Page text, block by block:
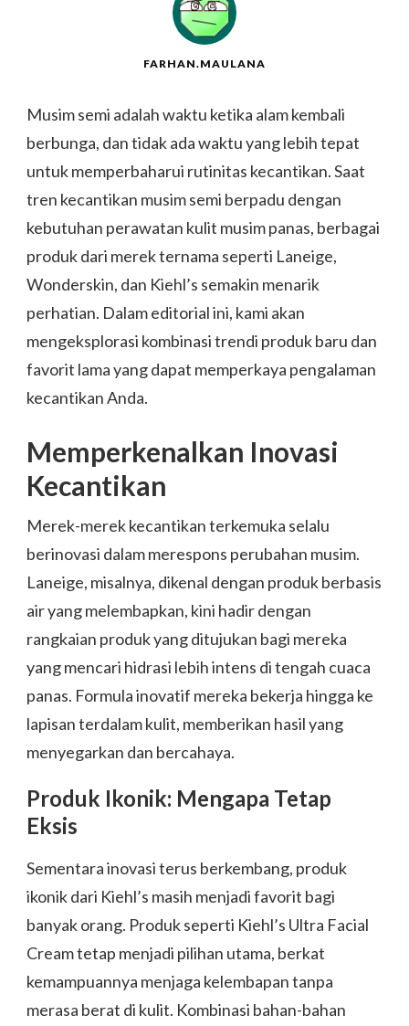
FARHAN.MAULANA
Musim semi adalah waktu ketika alam kembali
berbunga, dan tidak ada waktu yang lebih tepat
untuk memperbaharui rutinitas kecantikan. Saat
tren kecantikan musim semi berpadu dengan
kebutuhan perawatan kulit musim panas, berbagai
produk dari merek ternama seperti Laneige,
Wonderskin, dan Kiehl’s semakin menarik
perhatian. Dalam editorial ini, kami akan
mengeksplorasi kombinasi trendi produk baru dan
favorit lama yang dapat memperkaya pengalaman
kecantikan Anda.
Memperkenalkan Inovasi
Kecantikan
Merek-merek kecantikan terkemuka selalu
berinovasi dalam merespons perubahan musim.
Laneige, misalnya, dikenal dengan produk berbasis
air yang melembapkan, kini hadir dengan
rangkaian produk yang ditujukan bagi mereka
yang mencari hidrasi lebih intens di tengah cuaca
panas. Formula inovatif mereka bekerja hingga ke
lapisan terdalam kulit, memberikan hasil yang
menyegarkan dan bercahaya.
Produk Ikonik: Mengapa Tetap
Eksis
Sementara inovasi terus berkembang, produk
ikonik dari Kiehl’s masih menjadi favorit bagi
banyak orang. Produk seperti Kiehl’s Ultra Facial
Cream tetap menjadi pilihan utama, berkat
kemampuannya menjaga kelembapan tanpa
merasa berat di kulit. Kombinasi bahan-bahan